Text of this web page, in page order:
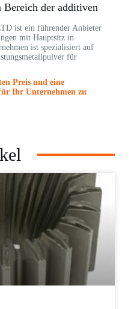
der additiven
ist ein führender Anbieter
mit Hauptsitz in
ist spezialisiert auf
für
Preis und eine
Ihr Unternehmen zu